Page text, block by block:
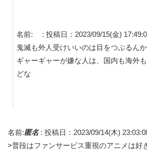
名前: : 投稿日：2023/09/15(金)
鬼滅も外人受けいいのは目をつぶるん
ギャーギャーが嫌な人は、国内も海外
どな
名前:匿名: 投稿日：2023/09/14(木)
>普段はファンサービス重視のアニメは好